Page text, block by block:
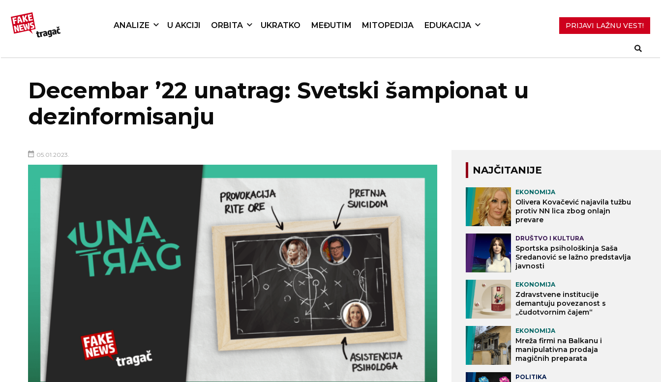
ANALIZE U AKCIJI ORBITA UKRATKO MEĐUTIM MITOPEDIJA EDUKACIJA PRIJAVI LAŽNU VEST!
Decembar ’22 unatrag: Svetski šampionat u
dezinformisanju
05.01.2023.
NAJČITANIJE
EKONOMIJA
Olivera Kovačević najavila tužbu
protiv NN lica zbog onlajn
prevare
DRUŠTVO I KULTURA
Sportska psihološkinja Saša
Sredanović se lažno predstavlja
javnosti
EKONOMIJA
Zdravstvene institucije
demantuju povezanost s
„čudotvornim čajem“
EKONOMIJA
Mreža firmi na Balkanu i
manipulativna prodaja
magičnih preparata
POLITIKA